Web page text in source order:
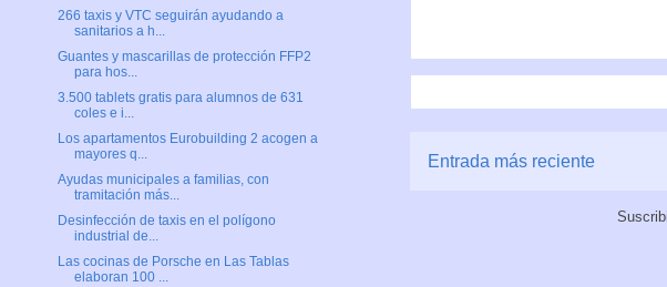
Entrada más reciente
266 taxis y VTC seguirán ayudando a
sanitarios a h...
Guantes y mascarillas de protección FFP2
para hos...
3.500 tablets gratis para alumnos de 631
coles e i...
Los apartamentos Eurobuilding 2 acogen a
mayores q...
Ayudas municipales a familias, con
tramitación más...
Desinfección de taxis en el polígono
industrial de...
Las cocinas de Porsche en Las Tablas
elaboran 100 ...